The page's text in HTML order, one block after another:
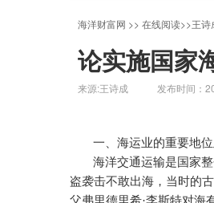
海洋财富网 >> 在线阅读>>王诗
论实施国家
来源:王诗成 发布时间：
一、海运业的重要地
海洋交通运输是国家
盗袭击不敢出海，当时的